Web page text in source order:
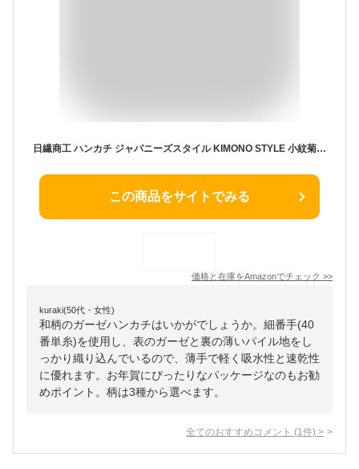
日繊商工 ハンカチ ジャパニーズスタイル KIMONO STYLE 小紋菊 JS4110 日本製
この商品をサイトでみる
価格と在庫をAmazonでチェック >>
kuraki(50代・女性)
和柄のガーゼハンカチはいかがでしょうか。細番手(40
番単糸)を使用し、表のガーゼと裏の薄いパイル地をし
っかり織り込んでいるので、薄手で軽く吸水性と速乾性
に優れます。お年賀にぴったりなパッケージなのもお勧
めポイント。柄は3種から選べます。
全てのおすすめコメント (1 件) >